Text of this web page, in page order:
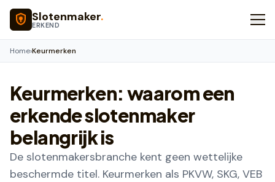
Naar hoofdinhoud
Slotenmaker.
ERKEND
Home›Keurmerken
Keurmerken: waarom een
erkende slotenmaker
belangrijk is
De slotenmakersbranche kent geen wettelijke
beschermde titel. Keurmerken als PKVW, SKG, VEB